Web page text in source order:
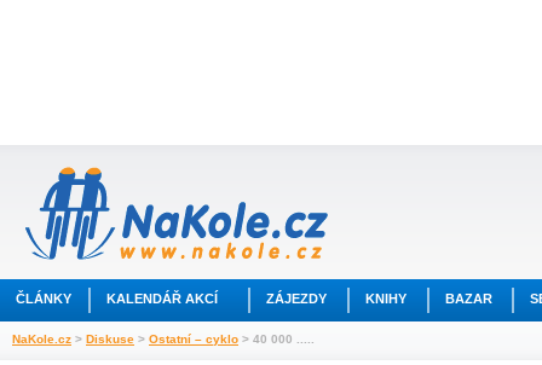
ČLÁNKY KALENDÁŘ AKCÍ ZÁJEZDY KNIHY BAZAR
NaKole.cz > Diskuse > Ostatní – cyklo > 40 000 .....